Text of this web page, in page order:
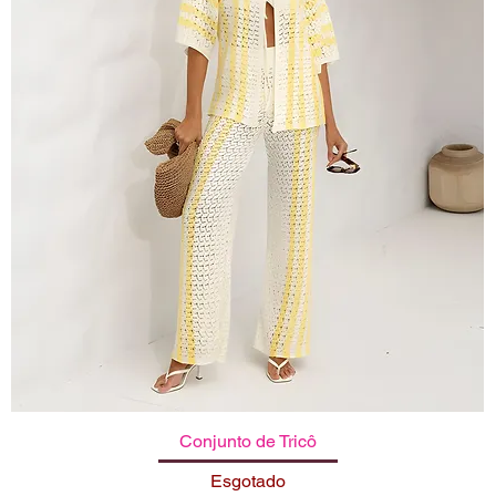
Visualização rápida
Conjunto de Tricô
Esgotado